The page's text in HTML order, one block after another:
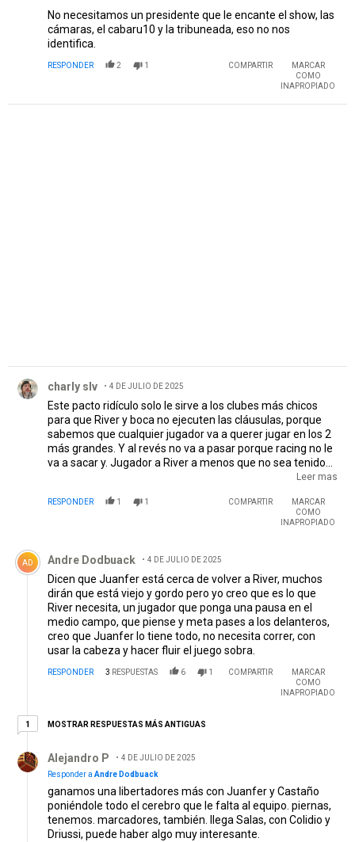
No necesitamos un presidente que le encante el show, las
cámaras, el cabaru10 y la tribuneada, eso no nos
identifica.
RESPONDER 2 1 COMPARTIR
MARCAR
COMO
INAPROPIADO
charly slv 4 DE JULIO DE 2025
Este pacto ridículo solo le sirve a los clubes más chicos
para que River y boca no ejecuten las cláusulas, porque
sabemos que cualquier jugador va a querer jugar en los 2
más grandes. Y al revés no va a pasar porque racing no le
va a sacar y. Jugador a River a menos que no sea tenido
en cuenta. Ya que ninguno va a querer pasar de River a
recalcada
Leer mas
RESPONDER 1 1 COMPARTIR
MARCAR
COMO
INAPROPIADO
Comentario de Andre Dodbuack.
AD Andre Dodbuack 4 DE JULIO DE 2025
Dicen que Juanfer está cerca de volver a River, muchos
dirán que está viejo y gordo pero yo creo que es lo que
River necesita, un jugador que ponga una pausa en el
medio campo, que piense y meta pases a los delanteros,
creo que Juanfer lo tiene todo, no necesita correr, con
usar la cabeza y hacer fluir el juego sobra.
RESPONDER 3 RESPUESTAS 6 1 COMPARTIR
MARCAR
COMO
INAPROPIADO
11 respuesta más antiguas
MOSTRAR RESPUESTAS MÁS ANTIGUAS
Alejandro P
4 DE JULIO DE 2025
Responder a Andre Dodbuack
ganamos una libertadores más con Juanfer y Castaño
poniéndole todo el cerebro que le falta al equipo. piernas,
tenemos. marcadores, también. llega Salas, con Colidio y
Driussi, puede haber algo muy interesante.